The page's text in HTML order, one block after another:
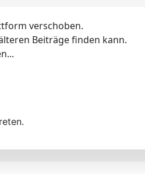
verschoben.
Beiträge finden kann.